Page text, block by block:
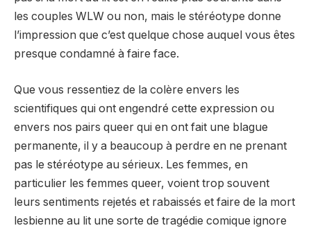
les couples WLW ou non, mais le stéréotype donne
l’impression que c’est quelque chose auquel vous êtes
presque condamné à faire face.
Que vous ressentiez de la colère envers les
scientifiques qui ont engendré cette expression ou
envers nos pairs queer qui en ont fait une blague
permanente, il y a beaucoup à perdre en ne prenant
pas le stéréotype au sérieux. Les femmes, en
particulier les femmes queer, voient trop souvent
leurs sentiments rejetés et rabaissés et faire de la mort
lesbienne au lit une sorte de tragédie comique ignore